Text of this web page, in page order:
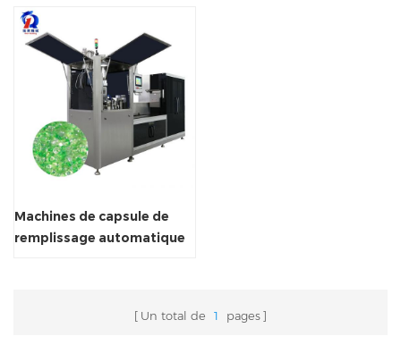
Machines de capsule de
remplissage automatique
Un total de 1 pages